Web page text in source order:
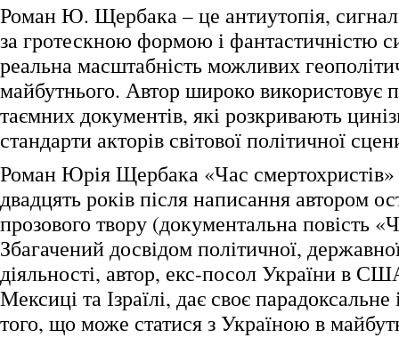
Роман Ю. Щербака – це антиутопія,
за гротескною формою і фантастичністю
реальна масштабність можливих
майбутнього. Автор широко використовує
таємних документів, які розкривають
стандарти акторів світової політичної
Роман Юрія Щербака «Час смертохристів»
двадцять років після написання автором
прозового твору (документальна повість
Збагачений досвідом політичної,
діяльності, автор, екс-посол України в
Мексиці та Ізраїлі, дає своє
того, що може статися з Україною в